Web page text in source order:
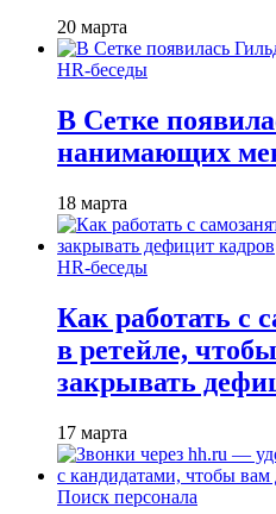
20 марта
HR-беседы
В Сетке
нанимающих
18 марта
HR-беседы
Как работать с
в ретейле,
закрывать
17 марта
Поиск персонала